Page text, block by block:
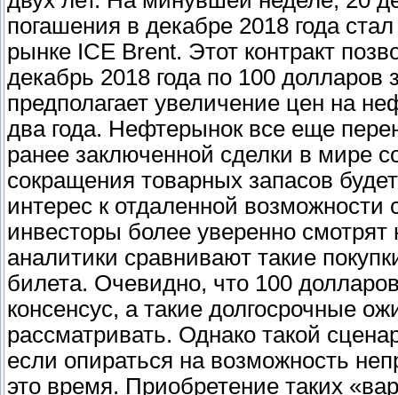
погашения в декабре 2018 года
рынке ICE Brent. Этот контракт
декабрь 2018 года по 100 долларов
предполагает увеличение цен на
два года. Нефтерынок все еще
ранее заключенной сделки в мире
сокращения товарных запасов
интерес к отдаленной возможности
инвесторы более уверенно
аналитики сравнивают такие
билета. Очевидно, что 100
консенсус, а такие долгосрочные
рассматривать. Однако такой
если опираться на возможность
это время. Приобретение таких